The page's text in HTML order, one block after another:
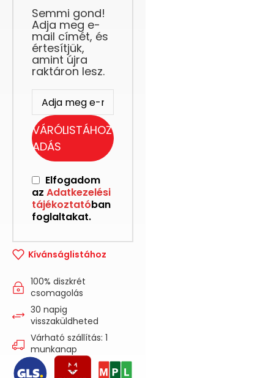
Semmi gond!
Adja meg e-
mail címét, és
értesítjük,
amint újra
raktáron lesz.
VÁRÓLISTÁHOZ
ADÁS
Elfogadom
az Adatkezelési
tájékoztatóban
foglaltakat.
Kívánságlistához
100% diszkrét
csomagolás
30 napig
visszaküldheted
Várható szállítás: 1
munkanap